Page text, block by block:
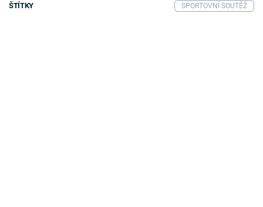
ŠTÍTKY SPORTOVNÍ SOUTĚŽ